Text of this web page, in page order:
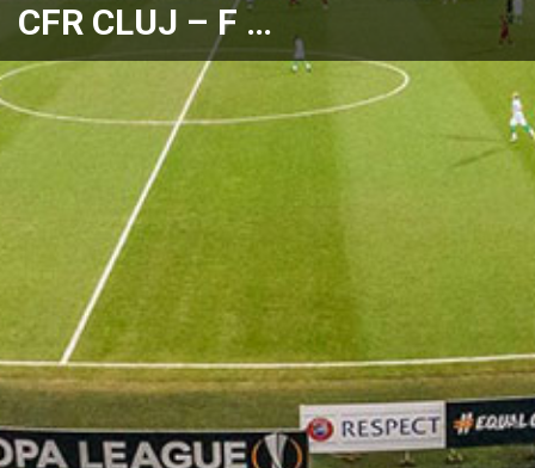
CFR CLUJ – F …